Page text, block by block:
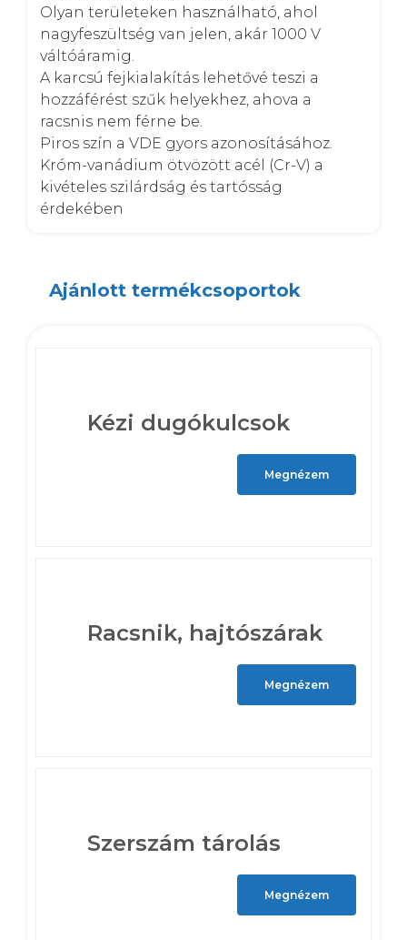
Olyan területeken használható, ahol
nagyfeszültség van jelen, akár 1000 V
váltóáramig.
A karcsú fejkialakítás lehetővé teszi a
hozzáférést szűk helyekhez, ahova a
racsnis nem férne be.
Piros szín a VDE gyors azonosításához.
Króm-vanádium ötvözött acél (Cr-V) a
kivételes szilárdság és tartósság
érdekében
Ajánlott termékcsoportok
Kézi dugókulcsok
Megnézem
Racsnik, hajtószárak
Megnézem
Szerszám tárolás
Megnézem